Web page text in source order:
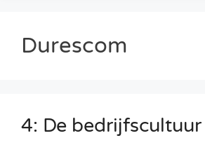
Durescom
4: De bedrijfscultuur